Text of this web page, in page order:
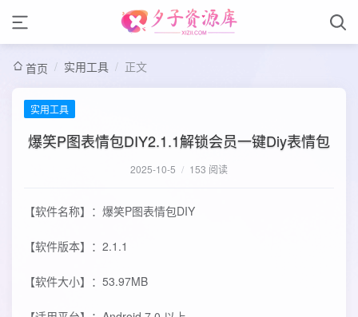
首页 / 实用工具 / 正文
实用工具
爆笑P图表情包DIY2.1.1解锁会员一键Diy表情包
2025-10-5 / 153 阅读
【软件名称】：爆笑P图表情包DIY
【软件版本】：2.1.1
【软件大小】：53.97MB